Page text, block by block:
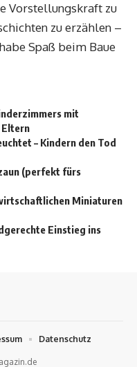
Vorstellungskraft zu
zu erzählen –
Spaß beim Baue
mit
– Kindern den Tod
(perfekt fürs
Miniaturen
Einstieg ins
Datenschutz